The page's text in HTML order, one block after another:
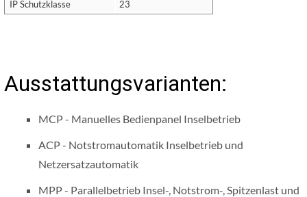
IP Schutzklasse
23
Ausstattungsvarianten:
MCP - Manuelles Bedienpanel Inselbetrieb
ACP - Notstromautomatik Inselbetrieb und
Netzersatzautomatik
MPP - Parallelbetrieb Insel-, Notstrom-, Spitzenlast und